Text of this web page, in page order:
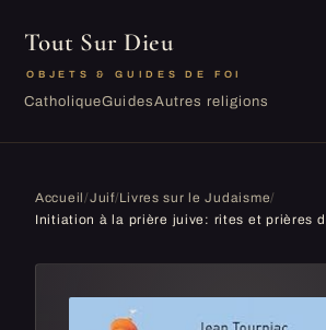
Tout Sur Dieu
OBJETS & GUIDES DE FOI
CatholiqueGuidesAutres religions
Accueil/Juif/Livres sur le Judaisme/